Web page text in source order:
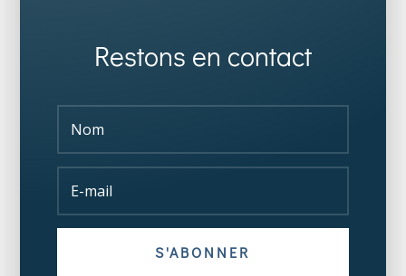
Restons en contact
S'ABONNER